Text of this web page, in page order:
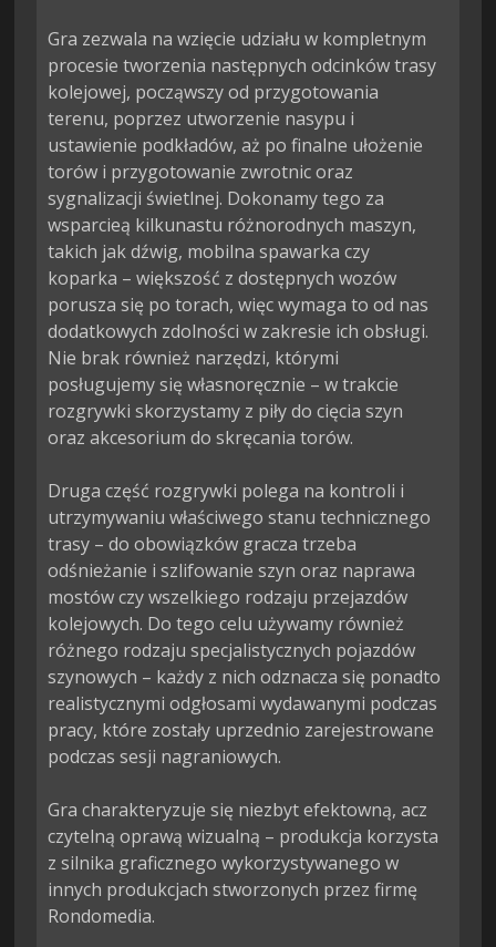
Gra zezwala na wzięcie udziału w kompletnym
procesie tworzenia następnych odcinków trasy
kolejowej, począwszy od przygotowania
terenu, poprzez utworzenie nasypu i
ustawienie podkładów, aż po finalne ułożenie
torów i przygotowanie zwrotnic oraz
sygnalizacji świetlnej. Dokonamy tego za
wsparcieą kilkunastu różnorodnych maszyn,
takich jak dźwig, mobilna spawarka czy
koparka – większość z dostępnych wozów
porusza się po torach, więc wymaga to od nas
dodatkowych zdolności w zakresie ich obsługi.
Nie brak również narzędzi, którymi
posługujemy się własnoręcznie – w trakcie
rozgrywki skorzystamy z piły do cięcia szyn
oraz akcesorium do skręcania torów.
Druga część rozgrywki polega na kontroli i
utrzymywaniu właściwego stanu technicznego
trasy – do obowiązków gracza trzeba
odśnieżanie i szlifowanie szyn oraz naprawa
mostów czy wszelkiego rodzaju przejazdów
kolejowych. Do tego celu używamy również
różnego rodzaju specjalistycznych pojazdów
szynowych – każdy z nich odznacza się ponadto
realistycznymi odgłosami wydawanymi podczas
pracy, które zostały uprzednio zarejestrowane
podczas sesji nagraniowych.
Gra charakteryzuje się niezbyt efektowną, acz
czytelną oprawą wizualną – produkcja korzysta
z silnika graficznego wykorzystywanego w
innych produkcjach stworzonych przez firmę
Rondomedia.